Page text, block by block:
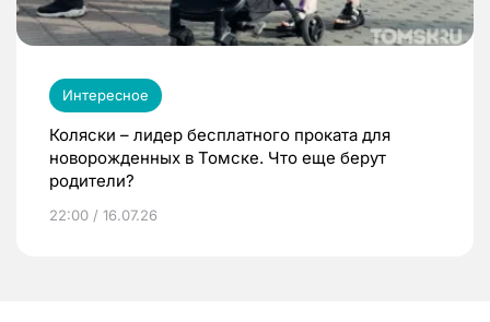
Интересное
Коляски – лидер бесплатного проката для
новорожденных в Томске. Что еще берут
родители?
22:00 / 16.07.26